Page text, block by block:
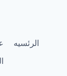
الرئسيه